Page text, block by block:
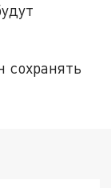
сохранять